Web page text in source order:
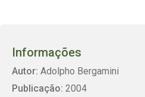
Informações
Autor: Adolpho Bergamini
Publicação: 2004